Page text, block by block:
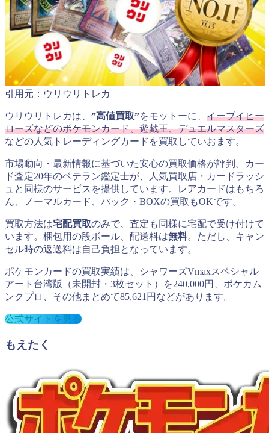
引用元：ウリウリトレカ
ウリウリトレカは、 ”高値買取”をモットーに、 イーブイヒー
ローズなどのポケモンカード、遊戯王、デュエルマスターズ
などの人気トレーディングカードを買取していおます。
市場動向・最新情報に基づいた安心の買取価格が評判。カー
ド査定20年のベテラン鑑定士が、人気買取店・カードラッシ
ュと同様のサービスを提供しています。レアカードはもちろ
ん、ノーマルカード、パック・BOXの買取もOKです。
買取方法は宅配買取のみで、査定も同様に宅配で受け付けて
います。梱包用の段ボール、配送料は無料。ただし、キャン
セル時の返送料は自己負担となっています。
ポケモンカードの買取実績は、シャワーズVmaxスペシャル
アート台湾版（未開封・3枚セット）を240,000円、ポケカム
ンクプロ、その他まとめて85,621円などがあります。
公式サイトを見る
もえたく